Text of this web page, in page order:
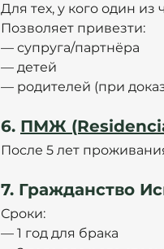
Для тех, у кого один
Позволяет привезти:
— супруга/партнёра
— детей
— родителей (при
6. ПМЖ
После 5 лет
7. Гражданство
Сроки:
— 1 год для брака